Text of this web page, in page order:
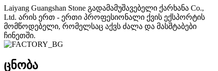
Laiyang Guangshan Stone გადამამუშავებელი ქარხანა Co.,
Ltd. არის ერთ - ერთი პროფესიონალი ქვის ექსპორტის
მომწოდებელი, რომელსაც აქვს ძალა და მასშტაბები
ჩინეთში.
ცნობა